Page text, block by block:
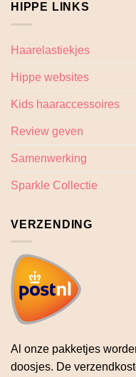
HIPPE LINKS
Haarelastiekjes
Hippe websites
Kids haaraccessoires
Review geven
Samenwerking
Sparkle Collectie
VERZENDING
Al onze pakketjes
doosjes. De